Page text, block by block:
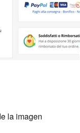
la imagen